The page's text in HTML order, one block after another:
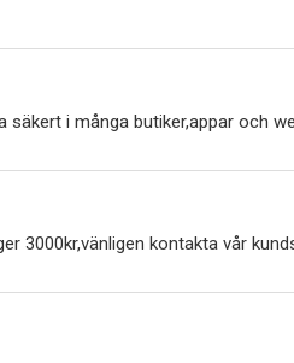
säkert i många butiker,appar och
3000kr,vänligen kontakta vår